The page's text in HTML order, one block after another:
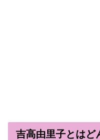
吉高由里子とはど